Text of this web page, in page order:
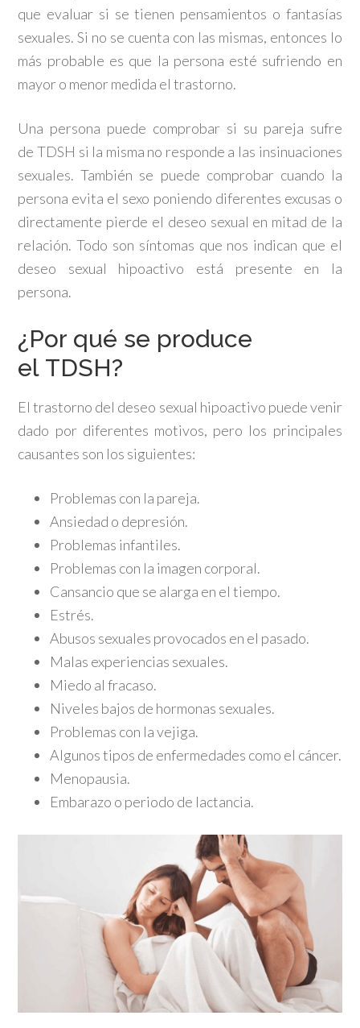
que evaluar si se tienen pensamientos o fantasías
sexuales. Si no se cuenta con las mismas, entonces lo
más probable es que la persona esté sufriendo en
mayor o menor medida el trastorno.
Una persona puede comprobar si su pareja sufre
de TDSH si la misma no responde a las insinuaciones
sexuales. También se puede comprobar cuando la
persona evita el sexo poniendo diferentes excusas o
directamente pierde el deseo sexual en mitad de la
relación. Todo son síntomas que nos indican que el
deseo sexual hipoactivo está presente en la
persona.
¿Por qué se produce
el TDSH?
El trastorno del deseo sexual hipoactivo puede venir
dado por diferentes motivos, pero los principales
causantes son los siguientes:
Problemas con la pareja.
Ansiedad o depresión.
Problemas infantiles.
Problemas con la imagen corporal.
Cansancio que se alarga en el tiempo.
Estrés.
Abusos sexuales provocados en el pasado.
Malas experiencias sexuales.
Miedo al fracaso.
Niveles bajos de hormonas sexuales.
Problemas con la vejiga.
Algunos tipos de enfermedades como el cáncer.
Menopausia.
Embarazo o periodo de lactancia.